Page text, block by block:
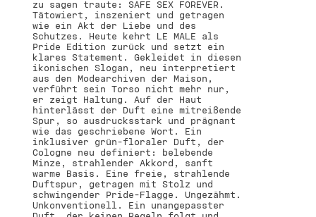
zu sagen traute: SAFE SEX FOREVER.
Tätowiert, inszeniert und getragen
wie ein Akt der Liebe und des
Schutzes. Heute kehrt LE MALE als
Pride Edition zurück und setzt ein
klares Statement. Gekleidet in diesen
ikonischen Slogan, neu interpretiert
aus den Modearchiven der Maison,
verführt sein Torso nicht mehr nur,
er zeigt Haltung. Auf der Haut
hinterlässt der Duft eine mitreißende
Spur, so ausdrucksstark und prägnant
wie das geschriebene Wort. Ein
inklusiver grün-floraler Duft, der
Cologne neu definiert: belebende
Minze, strahlender Akkord, sanft
warme Basis. Eine freie, strahlende
Duftspur, getragen mit Stolz und
schwingender Pride-Flagge. Ungezähmt.
Unkonventionell. Ein unangepasster